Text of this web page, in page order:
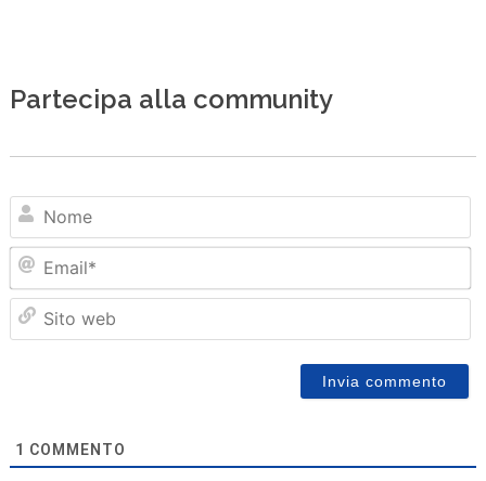
Partecipa alla community
1 COMMENTO